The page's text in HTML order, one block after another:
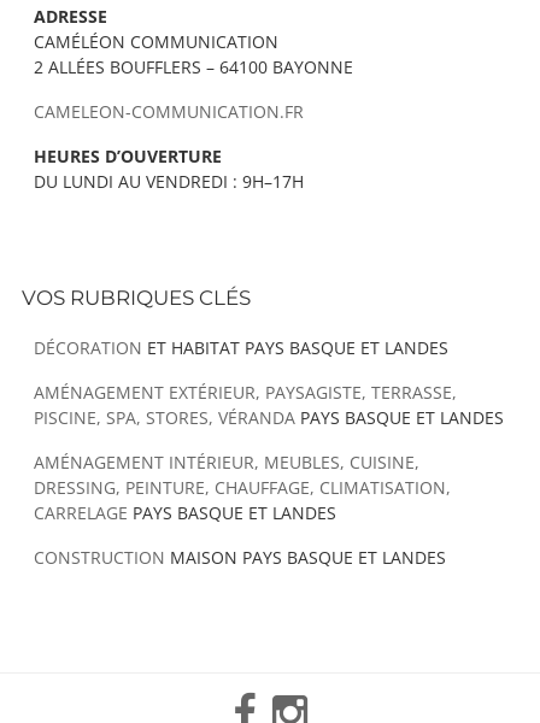
ADRESSE
CAMÉLÉON COMMUNICATION
2 ALLÉES BOUFFLERS – 64100 BAYONNE
CAMELEON-COMMUNICATION.FR
HEURES D’OUVERTURE
DU LUNDI AU VENDREDI : 9H–17H
VOS RUBRIQUES CLÉS
DÉCORATION ET HABITAT PAYS BASQUE ET LANDES
AMÉNAGEMENT EXTÉRIEUR, PAYSAGISTE, TERRASSE,
PISCINE, SPA, STORES, VÉRANDA PAYS BASQUE ET LANDES
AMÉNAGEMENT INTÉRIEUR, MEUBLES, CUISINE,
DRESSING, PEINTURE, CHAUFFAGE, CLIMATISATION,
CARRELAGE PAYS BASQUE ET LANDES
CONSTRUCTION MAISON PAYS BASQUE ET LANDES
Facebook